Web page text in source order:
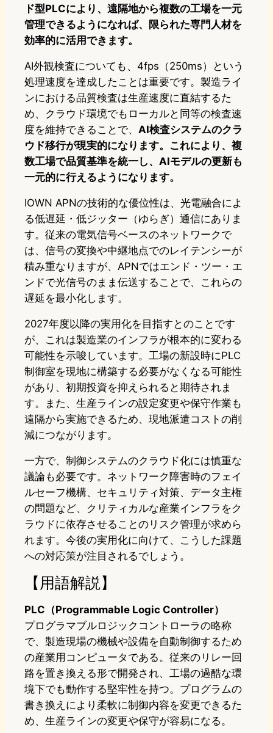
ド型PLCにより、遠隔地から複数の工場を一元
管理できるようになれば、限られた専門人材を
効率的に活用できます。
AI外観検査についても、4fps（250ms）という
処理速度を達成したことは重要です。製造ライ
ンにおける品質検査は生産速度に直結するた
め、クラウド環境でもローカルと同等の検査速
度を維持できることで、 AI検査システムのクラ
ウド移行が現実的になります。これにより、複
数工場で品質基準を統一し、AIモデルの更新も
一元的に行えるようになります。
IOWN APNの技術的な優位性は、光電融合によ
る低遅延・低ジッター（ゆらぎ）通信にありま
す。従来の電気信号ベースのネットワークで
は、信号の変換や中継地点でのレイテンシーが
積み重なりますが、APNではエンド・ツー・エ
ンドで光信号のまま伝送することで、これらの
遅延を最小化します。
2027年度以降の実用化を目指すとのことです
が、これは製造業のインフラが根本的に変わる
可能性を示唆しています。工場の新設時にPLC
制御室を現地に構築する必要がなくなる可能性
があり、初期投資を抑えられると期待されま
す。また、生産ラインの設定変更や保守作業も
遠隔から実施できるため、現地派遣コストの削
減につながります。
一方で、制御システムのクラウド化には慎重な
議論も必要です。ネットワーク障害時のフェイ
ルセーフ機構、セキュリティ対策、データ主権
の問題など、クリティカルな産業インフラをク
ラウドに依存させることのリスク管理が求めら
れます。今後の実用化に向けて、こうした課題
への対応策が注目されるでしょう。
【用語解説】
PLC（Programmable Logic Controller）
プログラマブルロジックコントローラの略称
で、製造現場の機械や設備を自動制御するため
の産業用コンピュータである。従来のリレー回
路を置き換える形で開発され、工場の過酷な環
境下でも動作する堅牢性を持つ。プログラムの
書き換えにより柔軟に制御内容を変更できるた
め、生産ラインの変更や保守が容易になる。